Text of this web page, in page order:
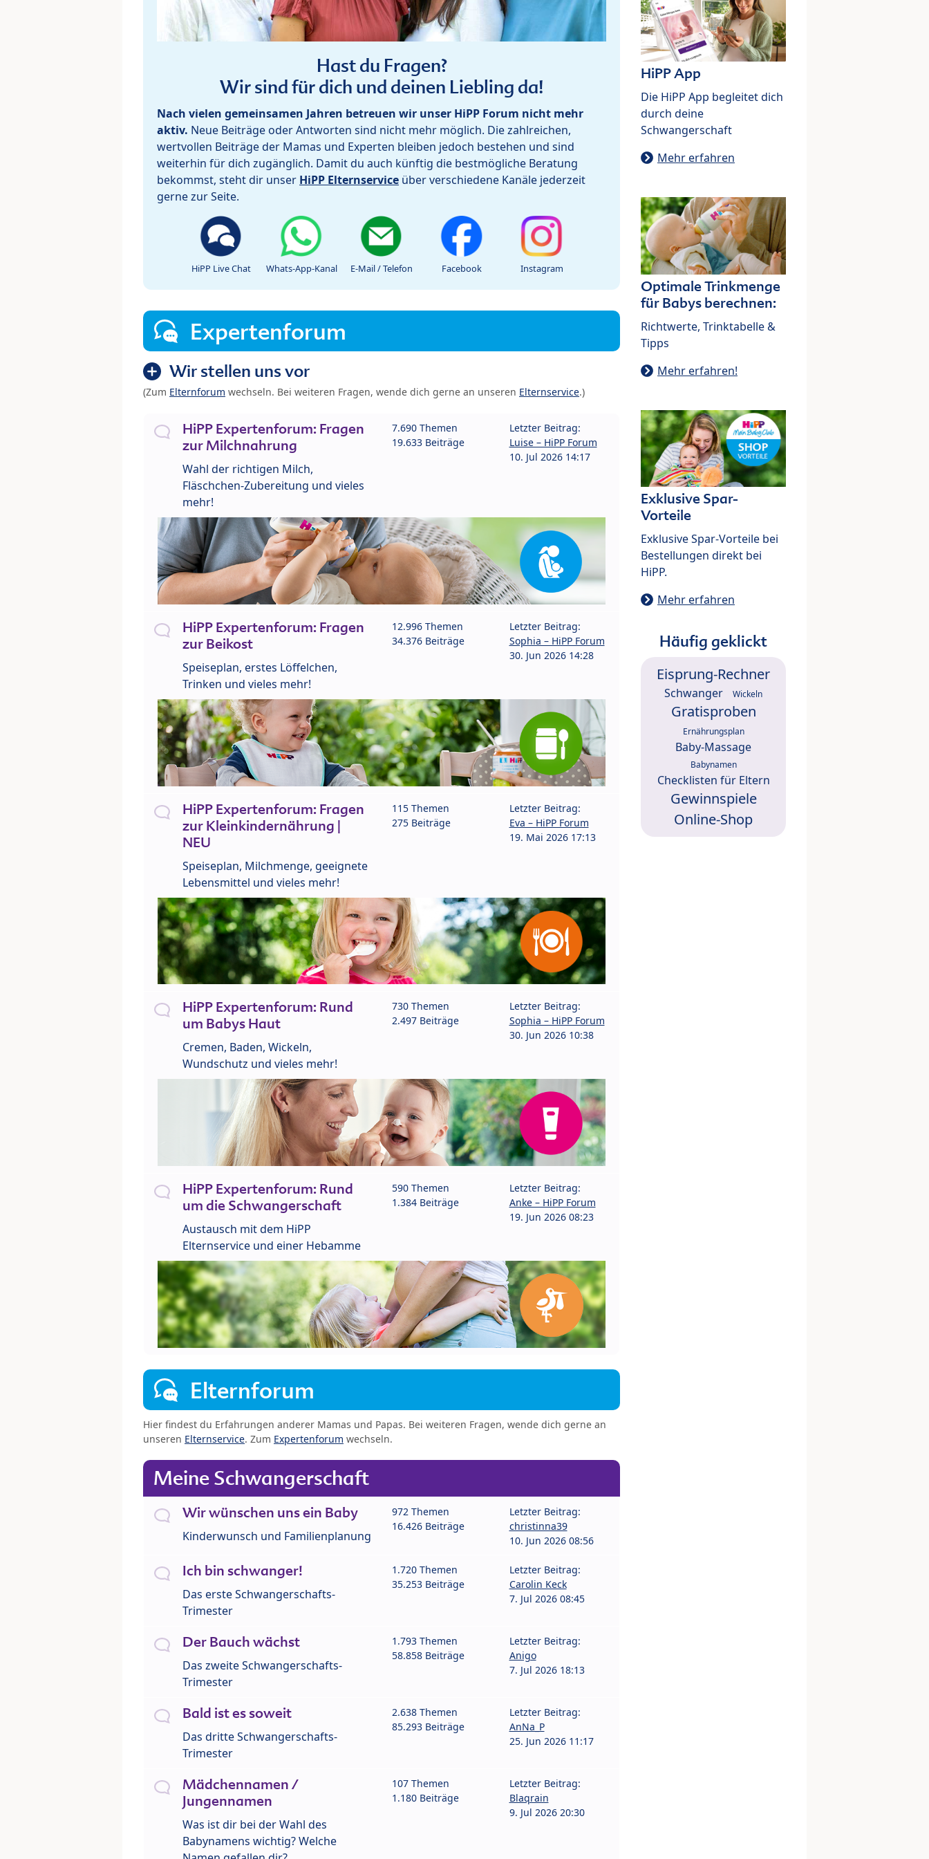
Hast du Fragen?
Wir sind für dich und deinen Liebling da!
Nach vielen gemeinsamen Jahren betreuen wir unser HiPP Forum nicht mehr
aktiv. Neue Beiträge oder Antworten sind nicht mehr möglich. Die zahlreichen,
wertvollen Beiträge der Mamas und Experten bleiben jedoch bestehen und sind
weiterhin für dich zugänglich. Damit du auch künftig die bestmögliche Beratung
bekommst, steht dir unser HiPP Elternservice über verschiedene Kanäle jederzeit
gerne zur Seite.
HiPP Live Chat Whats-App-Kanal E-Mail / Telefon Facebook Instagram
Expertenforum
Wir stellen uns vor
(Zum Elternforum wechseln. Bei weiteren Fragen, wende dich gerne an unseren Elternservice.)
HiPP Expertenforum: Fragen
zur Milchnahrung
Wahl der richtigen Milch,
Fläschchen-Zubereitung und vieles
mehr!
7.690 Themen
19.633 Beiträge
Letzter Beitrag:
Luise – HiPP Forum
10. Jul 2026 14:17
HiPP Expertenforum: Fragen
zur Beikost
Speiseplan, erstes Löffelchen,
Trinken und vieles mehr!
12.996 Themen
34.376 Beiträge
Letzter Beitrag:
Sophia – HiPP Forum
30. Jun 2026 14:28
HiPP Expertenforum: Fragen
zur Kleinkindernährung |
NEU
Speiseplan, Milchmenge, geeignete
Lebensmittel und vieles mehr!
115 Themen
275 Beiträge
Letzter Beitrag:
Eva – HiPP Forum
19. Mai 2026 17:13
HiPP Expertenforum: Rund
um Babys Haut
Cremen, Baden, Wickeln,
Wundschutz und vieles mehr!
730 Themen
2.497 Beiträge
Letzter Beitrag:
Sophia – HiPP Forum
30. Jun 2026 10:38
HiPP Expertenforum: Rund
um die Schwangerschaft
Austausch mit dem HiPP
Elternservice und einer Hebamme
590 Themen
1.384 Beiträge
Letzter Beitrag:
Anke – HiPP Forum
19. Jun 2026 08:23
Elternforum
Hier findest du Erfahrungen anderer Mamas und Papas. Bei weiteren Fragen, wende dich gerne an
unseren Elternservice. Zum Expertenforum wechseln.
Meine Schwangerschaft
Wir wünschen uns ein Baby
Kinderwunsch und Familienplanung
972 Themen
16.426 Beiträge
Letzter Beitrag:
christinna39
10. Jun 2026 08:56
Ich bin schwanger!
Das erste Schwangerschafts-
Trimester
1.720 Themen
35.253 Beiträge
Letzter Beitrag:
Carolin Keck
7. Jul 2026 08:45
Der Bauch wächst
Das zweite Schwangerschafts-
Trimester
1.793 Themen
58.858 Beiträge
Letzter Beitrag:
Anigo
7. Jul 2026 18:13
Bald ist es soweit
Das dritte Schwangerschafts-
Trimester
2.638 Themen
85.293 Beiträge
Letzter Beitrag:
AnNa_P
25. Jun 2026 11:17
Mädchennamen /
Jungennamen
Was ist dir bei der Wahl des
Babynamens wichtig? Welche
107 Themen
1.180 Beiträge
Letzter Beitrag:
Blaqrain
9. Jul 2026 20:30
HiPP App
Die HiPP App begleitet dich
durch deine
Schwangerschaft
Mehr erfahren
Optimale Trinkmenge
für Babys berechnen:
Richtwerte, Trinktabelle &
Tipps
Mehr erfahren!
Exklusive Spar-
Vorteile
Exklusive Spar-Vorteile bei
Bestellungen direkt bei
HiPP.
Mehr erfahren
Häufig geklickt
Eisprung-Rechner
Schwanger Wickeln
Gratisproben
Ernährungsplan
Baby-Massage
Babynamen
Checklisten für Eltern
Gewinnspiele
Online-Shop